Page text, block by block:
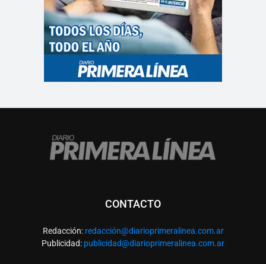
CONTACTO
Redacción: redacción@diarioprimeralinea.com.ar
Publicidad: publicidad@diarioprimeralinea.com.ar